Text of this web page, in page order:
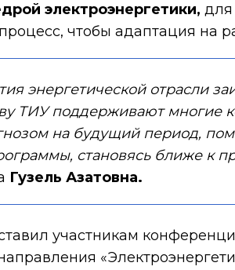
электроэнергетики, для
чтобы адаптация на
энергетической отрасли
ТИУ поддерживают многие
на будущий период,
становясь ближе к
Гузель Азатовна.
участникам